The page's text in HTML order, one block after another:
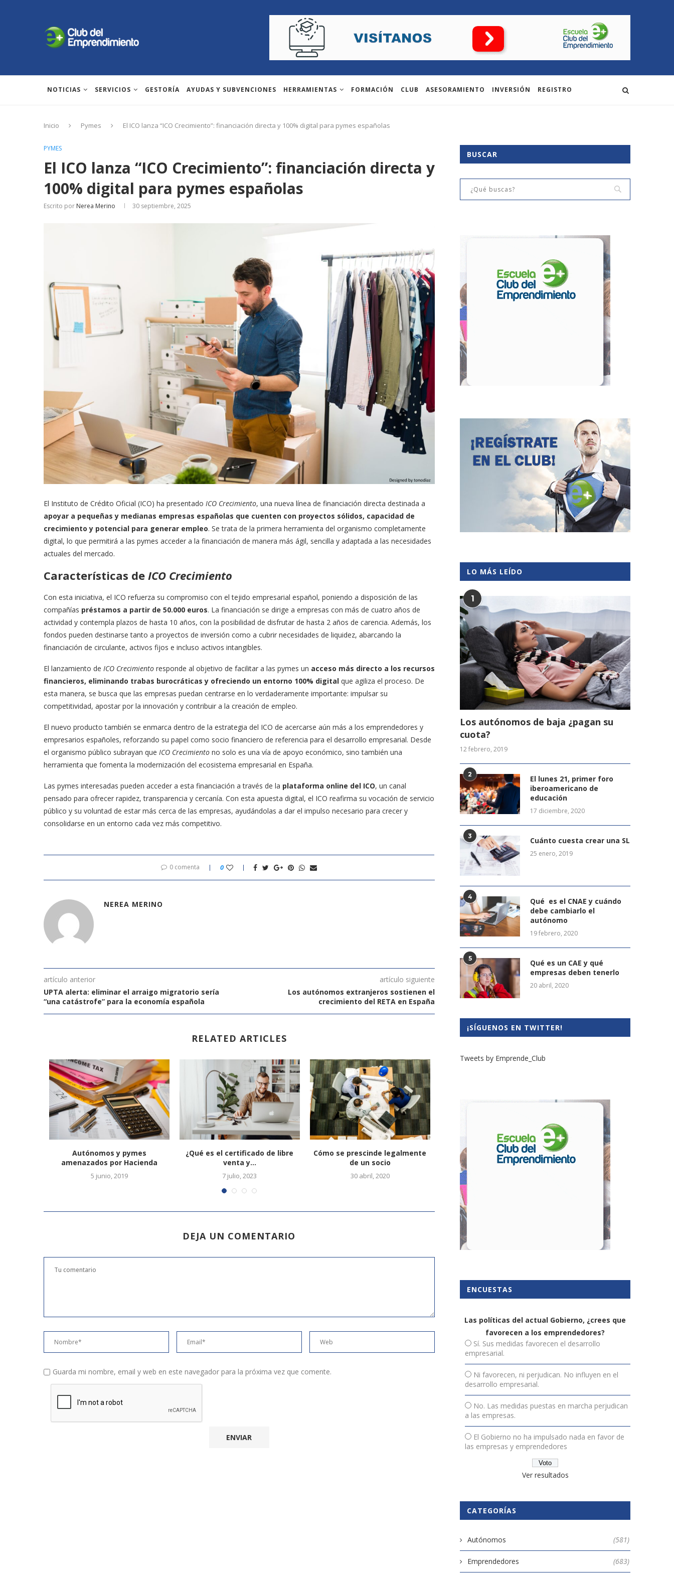
NOTICIAS SERVICIOS GESTORÍA AYUDAS Y SUBVENCIONES HERRAMIENTAS FORMACIÓN CLUB ASESORAMIENTO INVERSIÓN REGISTRO
Inicio Pymes El ICO lanza “ICO Crecimiento”: financiación directa y 100% digital para pymes españolas
PYMES
El ICO lanza “ICO Crecimiento”: financiación directa y
100% digital para pymes españolas
Escrito por Nerea Merino 30 septiembre, 2025
El Instituto de Crédito Oficial (ICO) ha presentado ICO Crecimiento, una nueva línea de financiación directa destinada a
apoyar a pequeñas y medianas empresas españolas que cuenten con proyectos sólidos, capacidad de
crecimiento y potencial para generar empleo. Se trata de la primera herramienta del organismo completamente
digital, lo que permitirá a las pymes acceder a la financiación de manera más ágil, sencilla y adaptada a las necesidades
actuales del mercado.
Características de ICO Crecimiento
Con esta iniciativa, el ICO refuerza su compromiso con el tejido empresarial español, poniendo a disposición de las
compañías préstamos a partir de 50.000 euros. La financiación se dirige a empresas con más de cuatro años de
actividad y contempla plazos de hasta 10 años, con la posibilidad de disfrutar de hasta 2 años de carencia. Además, los
fondos pueden destinarse tanto a proyectos de inversión como a cubrir necesidades de liquidez, abarcando la
financiación de circulante, activos fijos e incluso activos intangibles.
El lanzamiento de ICO Crecimiento responde al objetivo de facilitar a las pymes un acceso más directo a los recursos
financieros, eliminando trabas burocráticas y ofreciendo un entorno 100% digital que agiliza el proceso. De
esta manera, se busca que las empresas puedan centrarse en lo verdaderamente importante: impulsar su
competitividad, apostar por la innovación y contribuir a la creación de empleo.
El nuevo producto también se enmarca dentro de la estrategia del ICO de acercarse aún más a los emprendedores y
empresarios españoles, reforzando su papel como socio financiero de referencia para el desarrollo empresarial. Desde
el organismo público subrayan que ICO Crecimiento no solo es una vía de apoyo económico, sino también una
herramienta que fomenta la modernización del ecosistema empresarial en España.
Las pymes interesadas pueden acceder a esta financiación a través de la plataforma online del ICO, un canal
pensado para ofrecer rapidez, transparencia y cercanía. Con esta apuesta digital, el ICO reafirma su vocación de servicio
público y su voluntad de estar más cerca de las empresas, ayudándolas a dar el impulso necesario para crecer y
consolidarse en un entorno cada vez más competitivo.
0 comenta 0
NEREA MERINO
artículo anterior
UPTA alerta: eliminar el arraigo migratorio sería
“una catástrofe” para la economía española
artículo siguiente
Los autónomos extranjeros sostienen el
crecimiento del RETA en España
RELATED ARTICLES
Autónomos y pymes
amenazados por Hacienda
5 junio, 2019
¿Qué es el certificado de libre
venta y...
7 julio, 2023
Cómo se prescinde legalmente
de un socio
30 abril, 2020
Cómo retener talento y mejorar
el bienestar de...
Al rescate de las pymes y
autónomos...
DEJA UN COMENTARIO
Guarda mi nombre, email y web en este navegador para la próxima vez que comente.
BUSCAR
LO MÁS LEÍDO
1
Los autónomos de baja ¿pagan su
cuota?
12 febrero, 2019
2
El lunes 21, primer foro
iberoamericano de
educación
17 diciembre, 2020
3 Cuánto cuesta crear una SL
25 enero, 2019
4
Qué es el CNAE y cuándo
debe cambiarlo el
autónomo
19 febrero, 2020
5
Qué es un CAE y qué
empresas deben tenerlo
20 abril, 2020
¡SÍGUENOS EN TWITTER!
Tweets by Emprende_Club
ENCUESTAS
Las políticas del actual Gobierno, ¿crees que
favorecen a los emprendedores?
Sí. Sus medidas favorecen el desarrollo
empresarial.
Ni favorecen, ni perjudican. No influyen en el
desarrollo empresarial.
No. Las medidas puestas en marcha perjudican
a las empresas.
El Gobierno no ha impulsado nada en favor de
las empresas y emprendedores
Ver resultados
CATEGORÍAS
Autónomos (581)
Emprendedores (683)